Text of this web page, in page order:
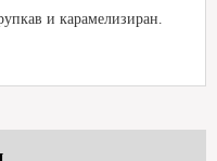
и карамелизиран.